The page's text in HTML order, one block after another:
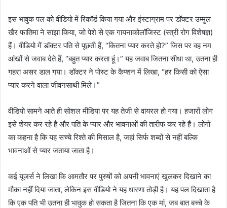
इस भावुक पल को वीडियो में रिकॉर्ड किया गया और इंस्टाग्राम पर डॉक्टर उम्मुल
खैर फातिमा ने साझा किया, जो पेशे से एक गायनाकोलॉजिस्ट (स्त्री रोग विशेषज्ञ)
हैं। वीडियो में डॉक्टर पति से पूछती हैं, “कितना प्यार करते हो?” जिस पर वह नम
आंखों से जवाब देते हैं, “बहुत प्यार करता हूं।” यह जवाब जितना सीधा था, उतना ही
गहरा असर डाल गया। डॉक्टर ने पोस्ट के कैप्शन में लिखा, “हर किसी को ऐसा
प्यार करने वाला जीवनसाथी मिले।”
वीडियो सामने आते ही सोशल मीडिया पर यह तेजी से वायरल हो गया। हजारों लोग
इसे शेयर कर रहे हैं और पति के प्यार और भावनाओं की तारीफ कर रहे हैं। लोगों
का कहना है कि यह सच्चे रिश्ते की मिसाल है, जहां सिर्फ शब्दों से नहीं बल्कि
भावनाओं से प्यार जताया जाता है।
कई यूजर्स ने लिखा कि आमतौर पर पुरुषों को अपनी भावनाएं खुलकर दिखाने का
मौका नहीं दिया जाता, लेकिन इस वीडियो ने यह धारणा तोड़ी है। यह पल दिखाता है
कि एक पति भी उतना ही भावुक हो सकता है जितना कि एक मां, जब बात बच्चे के